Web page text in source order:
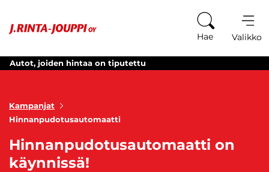
Hae Valikko
Autot, joiden hintaa on tiputettu
Kampanjat
Hinnanpudotusautomaatti
Hinnanpudotusautomaatti on
käynnissä!